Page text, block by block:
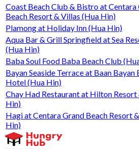
Coast Beach Club & Bistro at Centara
Beach Resort & Villas (Hua Hin)
Plamong at Holiday Inn (Hua Hin)
Aqua Bar & Grill Springfield at Sea
(Hua Hin)
Baba Soul Food Baba Beach Club
Bayan Seaside Terrace at Baan
Hotel (Hua Hin)
Chay Had Restaurant at Hilton Resort
Hin)
Hagi at Centara Grand Beach Resort
Hin)